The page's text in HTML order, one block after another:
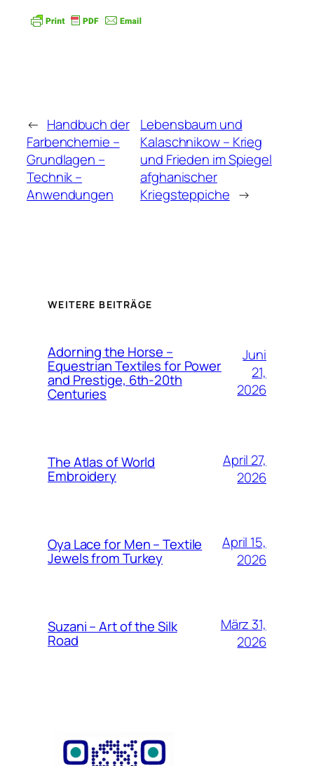
← Handbuch der
Farbenchemie –
Grundlagen –
Technik –
Anwendungen
Lebensbaum und
Kalaschnikow – Krieg
und Frieden im Spiegel
afghanischer
Kriegsteppiche →
WEITERE BEITRÄGE
Adorning the Horse –
Equestrian Textiles for Power
and Prestige, 6th-20th
Centuries
Juni
21,
2026
The Atlas of World
Embroidery
April 27,
2026
Oya Lace for Men – Textile
Jewels from Turkey
April 15,
2026
Suzani – Art of the Silk
Road
März 31,
2026